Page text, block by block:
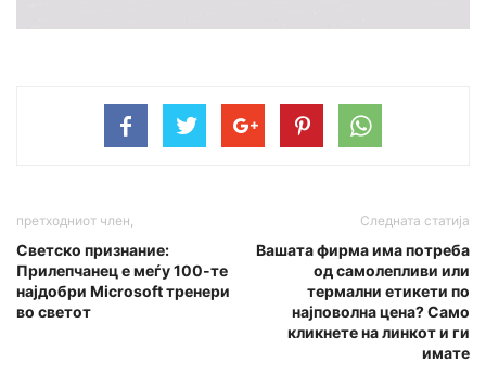
претходниот член,
Светско признание:
Прилепчанец е меѓу 100-те
најдобри Microsoft тренери
во светот
Следната статија
Вашата фирма има потреба
од самолепливи или
термални етикети по
најповолна цена? Само
кликнете на линкот и ги
имате